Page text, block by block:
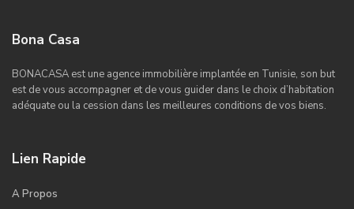
Bona Casa
BONACASA est une agence immobilière implantée en Tunisie, son but
est de vous accompagner et de vous guider dans le choix d’habitation
adéquate ou la cession dans les meilleures conditions de vos biens.
Lien Rapide
A Propos